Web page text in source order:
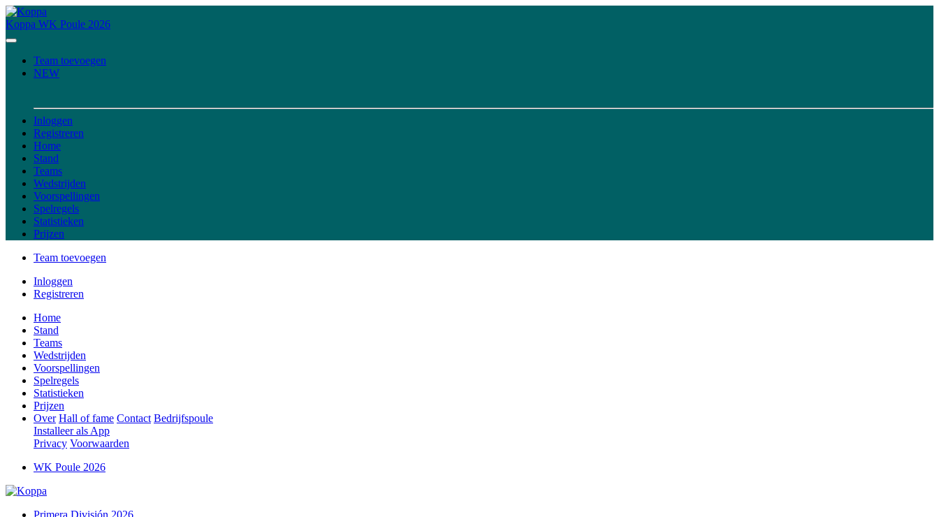
Koppa WK Poule 2026
Team toevoegen
NEW
Inloggen
Registreren
Home
Stand
Teams
Wedstrijden
Voorspellingen
Spelregels
Statistieken
Prijzen
Team toevoegen
Inloggen
Registreren
Home
Stand
Teams
Wedstrijden
Voorspellingen
Spelregels
Statistieken
Prijzen
Over Hall of fame Contact Bedrijfspoule
Installeer als App
Privacy Voorwaarden
WK Poule 2026
Primera División 2026